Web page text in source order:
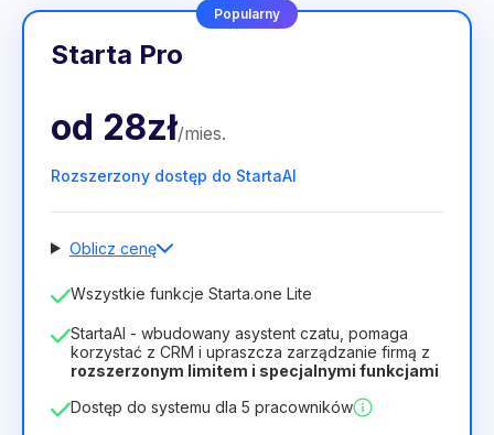
Popularny
Starta Pro
od 28zł/mies.
Rozszerzony dostęp do StartaAI
Oblicz cenę
Liczba pracowników
Czas trwania licencji
12 Months(zniżka -25%) Opłacalny
40zł28zł miesiąc
Wszystkie funkcje Starta.one Lite
StartaAI - wbudowany asystent czatu, pomaga
korzystać z CRM i upraszcza zarządzanie firmą z
rozszerzonym limitem i specjalnymi funkcjami
Dostęp do systemu dla 5 pracowników